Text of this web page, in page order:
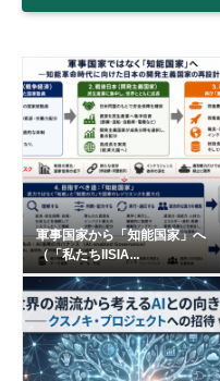
軍事国家から「知能国家」へ
（「私たちIISIA...